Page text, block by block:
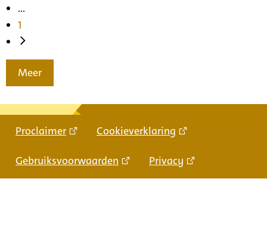
...
1
Meer
Proclaimer Cookieverklaring
Gebruiksvoorwaarden Privacy